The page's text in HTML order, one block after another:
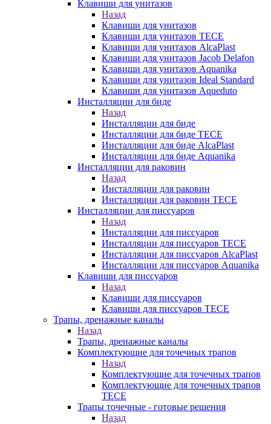
Клавиши для унитазов
Назад
Клавиши для унитазов
Клавиши для унитазов TECE
Клавиши для унитазов AlcaPlast
Клавиши для унитазов Jacob Delafon
Клавиши для унитазов Aquanika
Клавиши для унитазов Ideal Standard
Клавиши для унитазов Aqueduto
Инсталляции для биде
Назад
Инсталляции для биде
Инсталляции для биде TECE
Инсталляции для биде AlcaPlast
Инсталляции для биде Aquanika
Инсталляции для раковин
Назад
Инсталляции для раковин
Инсталляции для раковин TECE
Инсталляции для писсуаров
Назад
Инсталляции для писсуаров
Инсталляции для писсуаров TECE
Инсталляции для писсуаров AlcaPlast
Инсталляции для писсуаров Aquanika
Клавиши для писсуаров
Назад
Клавиши для писсуаров
Клавиши для писсуаров TECE
Трапы, дренажные каналы
Назад
Трапы, дренажные каналы
Комплектующие для точечных трапов
Назад
Комплектующие для точечных трапов
Комплектующие для точечных трапов
TECE
Трапы точечные - готовые решения
Назад